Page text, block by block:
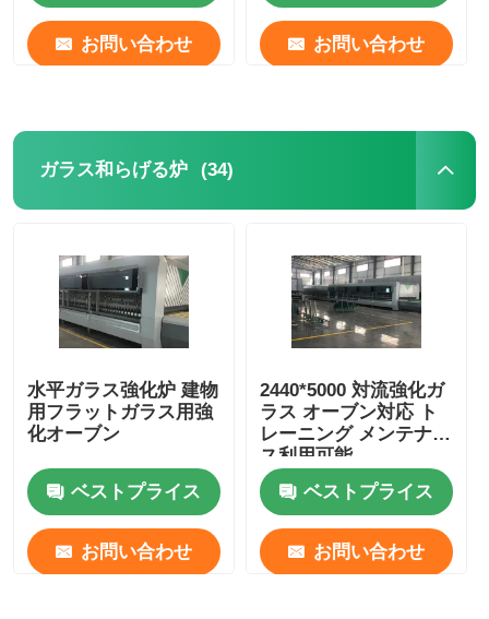
お問い合わせ お問い合わせ
ガラス和らげる炉 (34)
水平ガラス強化炉 建物
用フラットガラス用強
化オーブン
ベストプライス
お問い合わせ
2440*5000 対流強化ガ
ラス オーブン対応 ト
レーニング メンテナン
ス利用可能
ベストプライス
お問い合わせ